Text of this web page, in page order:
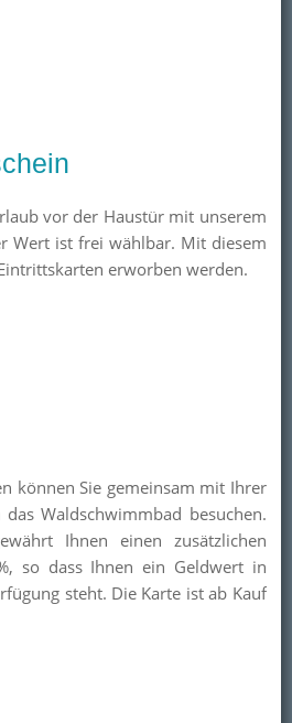
vor der Haustür mit unserem
Wert ist frei wählbar. Mit diesem
erworben werden.
können Sie gemeinsam mit Ihrer
Waldschwimmbad besuchen.
Ihnen einen zusätzlichen
so dass Ihnen ein Geldwert in
steht. Die Karte ist ab Kauf